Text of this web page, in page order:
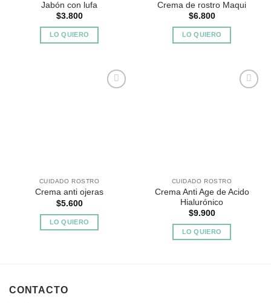
Jabón con lufa
$3.800
LO QUIERO
Crema de rostro Maqui
$6.800
LO QUIERO
CUIDADO ROSTRO
Crema anti ojeras
$5.600
LO QUIERO
CUIDADO ROSTRO
Crema Anti Age de Acido
Hialurónico
$9.900
LO QUIERO
CONTACTO